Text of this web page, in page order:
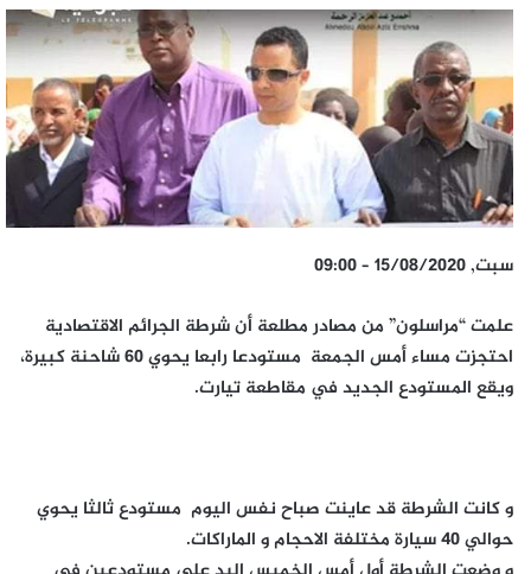
سبت, 15/08/2020 – 09:00
علمت “مراسلون” من مصادر مطلعة أن شرطة الجرائم الاقتصادية
احتجزت مساء أمس الجمعة مستودعا رابعا يحوي 60 شاحنة كبيرة،
ويقع المستودع الجديد في مقاطعة تيارت.
و كانت الشرطة قد عاينت صباح نفس اليوم مستودع ثالثا يحوي
حوالي 40 سيارة مختلفة الاحجام و الماراكات.